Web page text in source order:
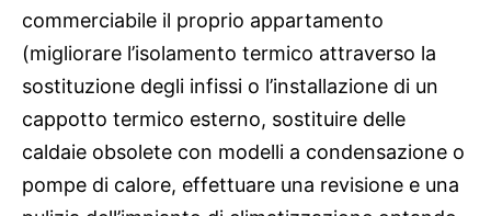
commerciabile il proprio appartamento
(migliorare l’isolamento termico attraverso la
sostituzione degli infissi o l’installazione di un
cappotto termico esterno, sostituire delle
caldaie obsolete con modelli a condensazione o
pompe di calore, effettuare una revisione e una